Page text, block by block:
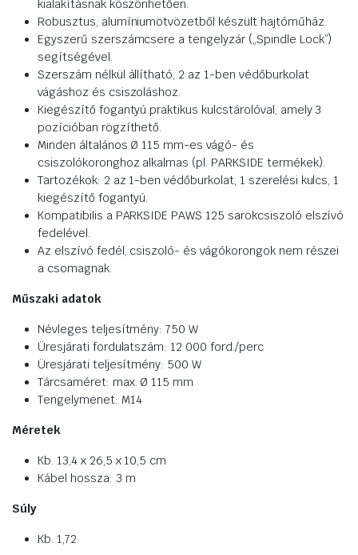
kialakításnak köszönhetően.
Robusztus, alumíniumötvözetből készült hajtóműház.
Egyszerű szerszámcsere a tengelyzár („Spindle Lock”)
segítségével.
Szerszám nélkül állítható, 2 az 1-ben védőburkolat
vágáshoz és csiszoláshoz.
Kiegészítő fogantyú praktikus kulcstárolóval, amely 3
pozícióban rögzíthető.
Minden általános Ø 115 mm-es vágó- és
csiszolókoronghoz alkalmas (pl. PARKSIDE termékek).
Tartozékok: 2 az 1-ben védőburkolat, 1 szerelési kulcs, 1
kiegészítő fogantyú.
Kompatibilis a PARKSIDE PAWS 125 sarokcsiszoló elszívó
fedelével.
Az elszívó fedél, csiszoló- és vágókorongok nem részei
a csomagnak.
Műszaki adatok
Névleges teljesítmény: 750 W
Üresjárati fordulatszám: 12 000 ford./perc
Üresjárati teljesítmény: 500 W
Tárcsaméret: max. Ø 115 mm
Tengelymenet: M14
Méretek
Kb. 13,4 x 26,5 x 10,5 cm
Kábel hossza: 3 m
Súly
Kb. 1,72